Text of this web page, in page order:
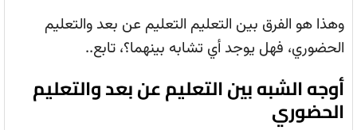
وهذا هو الفرق بين التعليم التعليم عن بعد والتعليم
الحضوري، فهل يوجد أي تشابه بينهما؟، تابع..
أوجه الشبه بين التعليم عن بعد والتعليم
الحضوري